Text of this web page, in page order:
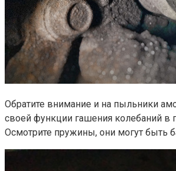
Обратите внимание и на пыльники
своей функции гашения колебаний в
Осмотрите пружины, они могут быть